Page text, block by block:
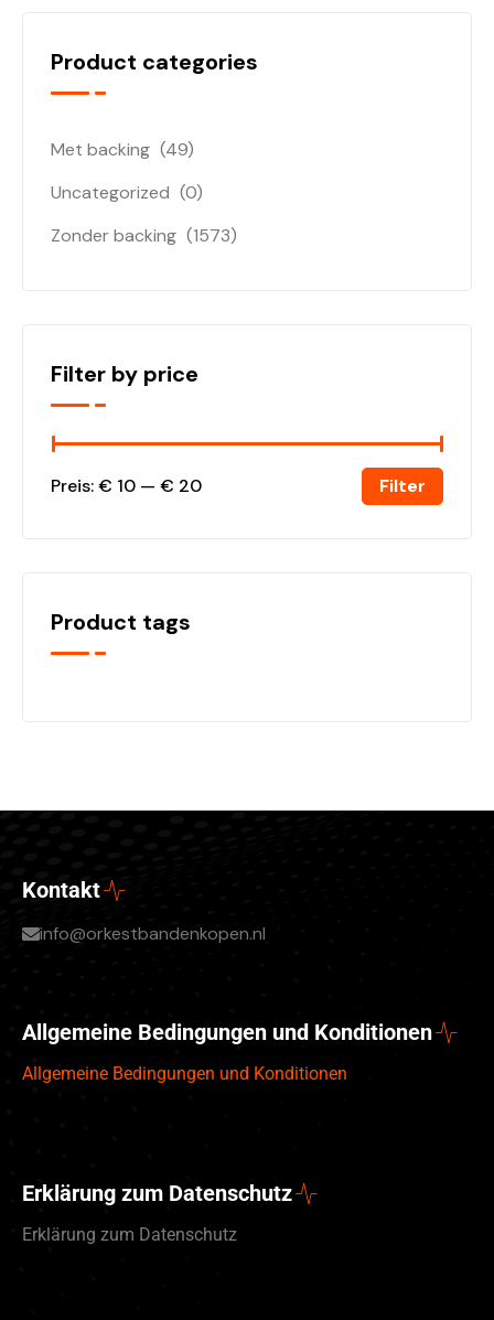
Product categories
Met backing (49)
Uncategorized (0)
Zonder backing (1573)
Filter by price
Filter
Preis:€ 10 — € 20
Product tags
Kontakt
info@orkestbandenkopen.nl
Allgemeine Bedingungen und Konditionen
Allgemeine Bedingungen und Konditionen
Erklärung zum Datenschutz
Erklärung zum Datenschutz